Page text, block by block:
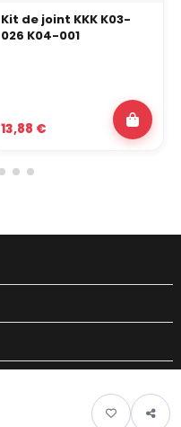
Kit de joint KKK K03-
026 K04-001
13,88 €